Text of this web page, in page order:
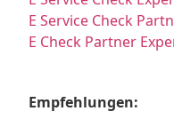
E Service Check
E Check Partner
Empfehlungen: